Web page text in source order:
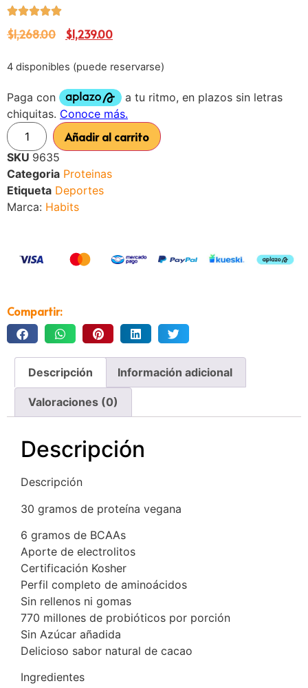
$1,268.00 $1,239.00
4 disponibles (puede reservarse)
Añadir al carrito
SKU 9635
Categoria Proteinas
Etiqueta Deportes
Marca: Habits
Compartir:
Descripción Información adicional
Valoraciones (0)
Descripción
Descripción
30 gramos de proteína vegana
6 gramos de BCAAs
Aporte de electrolitos
Certificación Kosher
Perfil completo de aminoácidos
Sin rellenos ni gomas
770 millones de probióticos por porción
Sin Azúcar añadida
Delicioso sabor natural de cacao
Ingredientes